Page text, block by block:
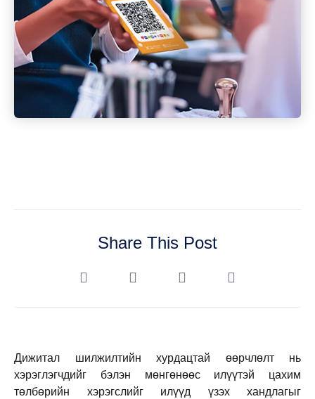
Share This Post
Дижитал шилжилтийн хурдацтай өөрчлөлт нь
хэрэглэгчдийг бэлэн мөнгөнөөс илүүтэй цахим
төлбөрийн хэрэгслийг илүүд үзэх хандлагыг